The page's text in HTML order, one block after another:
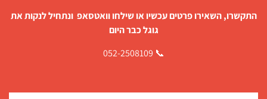
התקשרו, השאירו פרטים עכשיו או שילחו וואטסאפ ונתחיל לנקות את
גוגל כבר היום
📞 052-2508109